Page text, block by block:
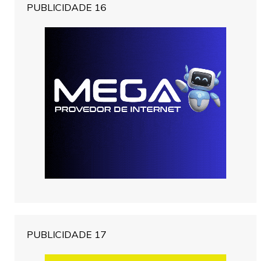
PUBLICIDADE 16
PUBLICIDADE 17